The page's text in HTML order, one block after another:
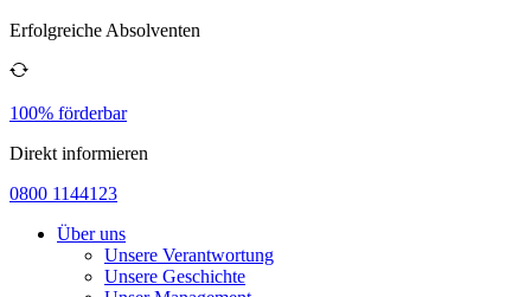
Erfolgreiche Absolventen
100% förderbar
Direkt informieren
0800 1144123
Über uns
Unsere Verantwortung
Unsere Geschichte